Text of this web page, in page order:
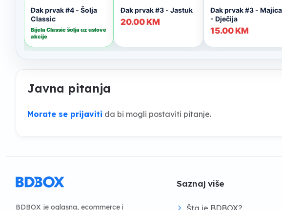
Javna pitanja
Morate se prijaviti da bi mogli postaviti pitanje.
BDBOX je oglasna, ecommerce i
Saznaj više
Šta je BDBOX?